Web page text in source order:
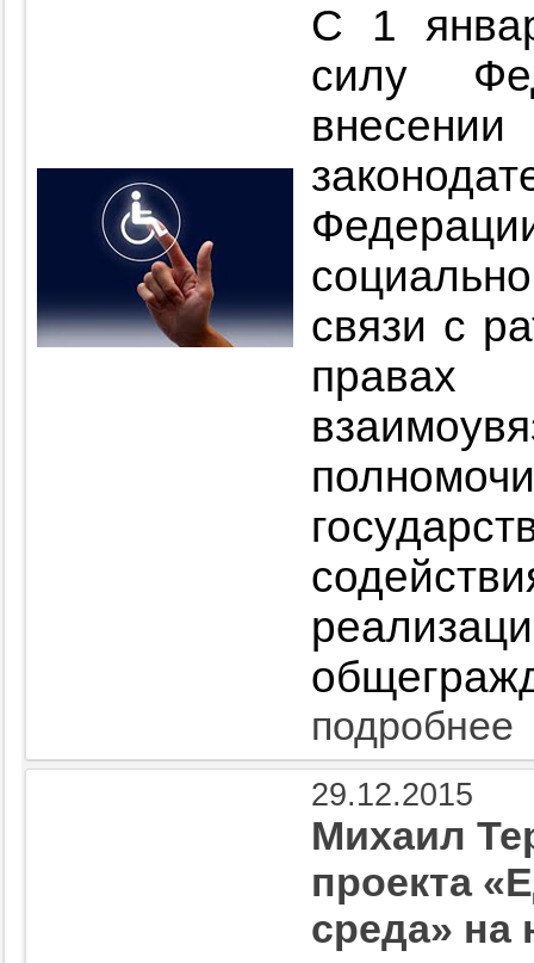
С 1
силу
связи с
правах
подробнее
29.12.2015
Михаил
проекта
среда»